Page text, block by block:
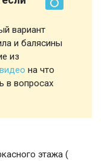
вариант
и балясины
из
видео на что
в вопросах
этажа (